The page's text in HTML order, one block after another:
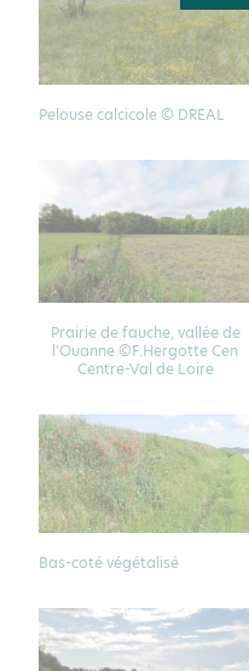
Pelouse calcicole © DREAL
Prairie de fauche, vallée de
l'Ouanne ©F.Hergotte Cen
Centre-Val de Loire
Bas-coté végétalisé